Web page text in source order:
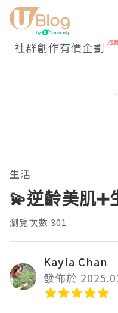
社群創作有價企劃
生活
💫逆齡美肌➕
瀏覽次數:301
Kayla Chan
發佈於